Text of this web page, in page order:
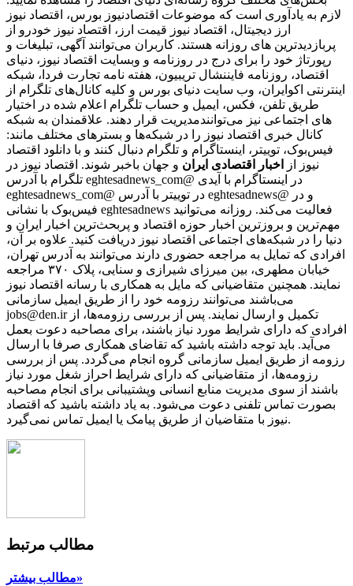
لازم به یادآوری است که موضوعات اقتصادنیوز بورس، اقتصاد نیوز
ارز دیجیتال، اقتصاد نیوز قیمت ارز، اقتصاد نیوز خودرو از
پربازدیدترین های روزانه هستند. کاربران می‌توانند آگهی، تبلیغات و
رپورتاژ خود را برای درج در روزنامه و وبسایت اقتصاد نیوز، دنیای
اقتصاد، روزنامه فایننشال تریبیون، هفته نامه تجارت فردا، شبکه
اینترنتی اکوایران، وب سایت دنیای بورس و کلیه کانال‌های تلگرام از
طریق تلفن، فکس، ایمیل و حساب تلگرام اعلام شده در اختیار
مدیریت قرار دهند. علاقمندان به شبکه‎‌های اجتماعی نیز می‌توانند
کانال خبری اقتصاد نیوز را در شبکه‌ها و بسترهای مختلف مانند:
فیس‌بوک، توییتر، اینستاگرام و تلگرام دنبال کنند و با دانلود اقتصاد
نیوز از
اخبار اقتصادی ایران و جهان باخبر شوند. اقتصاد نیوز در
تلگرام با آدرس eghtesadnews_com@ در اینستاگرام با آیدی
eghtesadnews_com@ در توییتر با آدرس eghtesadnews@ و در
فیس‌بوک با نشانی eghtesadnews فعالیت می‌کند. روزانه می‌توانید
مهم‌ترین و بروزترین اخبار حوزه اقتصاد و پربحث‌ترین اخبار ایران و
دنیا را در شبکه‌های اجتماعی اقتصاد نیوز دریافت کنید. علاوه بر آن،
افرادی که تمایل به مراجعه حضوری دارند می‌توانند به آدرس تهران،
خیابان مطهری، بین میرزای شیرازی و سنایی، پلاک ۳۷۰ مراجعه
نمایند. همچنین متقاضیانی که مایل به همکاری با رسانه‌ اقتصاد نیوز
می‌باشند می‌توانند رزومه خود را از طریق ایمیل سازمانی
jobs@den.ir تکمیل و ارسال نمایند. پس از بررسی رزومه‌ها، از
افرادی که دارای شرایط مورد نیاز باشند، برای مصاحبه دعوت بعمل
می‌آید. باید توجه داشته باشید که تقاضای همکاری صرفا با ارسال
رزومه از طریق ایمیل سازمانی گروه انجام می‌گردد. پس از بررسی
رزومه‌ها، از متقاضیانی که دارای شرایط احراز شغل مورد نیاز
باشند از سوی مدیریت منابع انسانی وپشتیبانی برای انجام مصاحبه
بصورت تماس تلفنی دعوت می‌شود. به یاد داشته باشید که اقتصاد
نیوز با متقاضیان از طریق پیامک یا ایمیل تماس نمی‌گیرد.
مطالب مرتبط
مطالب بیشتر»